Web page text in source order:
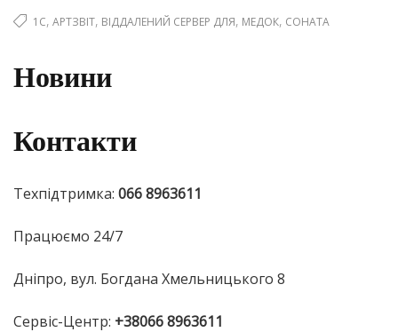
1С, АРТЗВІТ, ВІДДАЛЕНИЙ СЕРВЕР ДЛЯ, МЕДОК, СОНАТА
Новини
Контакти
Техпідтримка: 066 8963611
Працюємо 24/7
Дніпро, вул. Богдана Хмельницького 8
Сервіс-Центр: +38066 8963611